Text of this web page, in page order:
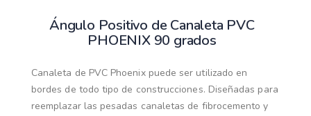
Ángulo Positivo de Canaleta PVC
PHOENIX 90 grados
Canaleta de PVC Phoenix puede ser utilizado en
bordes de todo tipo de construcciones. Diseñadas para
reemplazar las pesadas canaletas de fibrocemento y